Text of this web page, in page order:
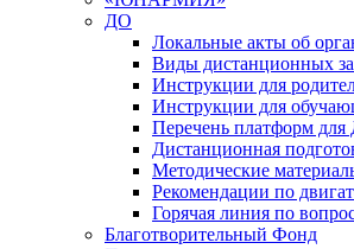
ДО
Локальные акты об
Виды дистанционных
Инструкции для
Инструкции для
Перечень платформ
Дистанционная
Методические
Рекомендации по
Горячая линия по
Благотворительный Фонд